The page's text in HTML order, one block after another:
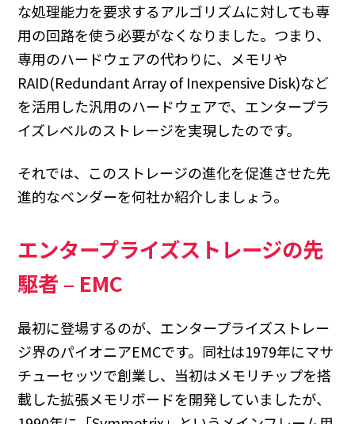
な処理能力を要求するアルゴリズムに対しても専
用の回路を使う必要がなくなりました。つまり、
専用のハードウェアの代わりに、メモリや
RAID(Redundant Array of Inexpensive Disk)など
を活用した汎用のハードウェアで、エンタープラ
イズレベルのストレージを実現したのです。
それでは、このストレージの進化を促進させた先
進的なベンダーを何社か紹介しましょう。
エンタープライズストレージの先
駆者 – EMC
最初に登場するのが、エンタープライズストレー
ジ界のパイオニアEMCです。同社は1979年にマサ
チューセッツで創業し、当初はメモリチップを搭
載した拡張メモリボードを開発していましたが、